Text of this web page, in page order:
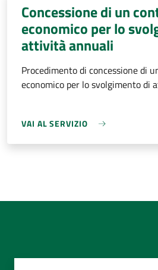
Concessione di un
economico per lo
attività annuali
Procedimento di concessione di
economico per lo svolgimento di
VAI AL SERVIZIO